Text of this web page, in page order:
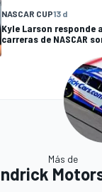
NASCAR CUP13 d
Kyle Larson responde
carreras de NASCAR
Más de